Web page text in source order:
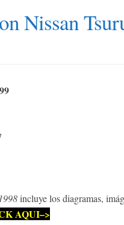
Nissan
incluye los diagramas,
AQUI–>